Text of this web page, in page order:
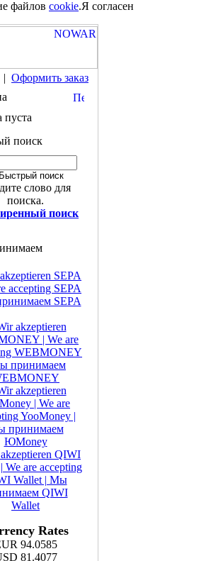
файлов cookie.Я согласен
| Оформить заказ
пуста
поиск
слово для
поиска.
поиск
Rates
94.0585
81.4077